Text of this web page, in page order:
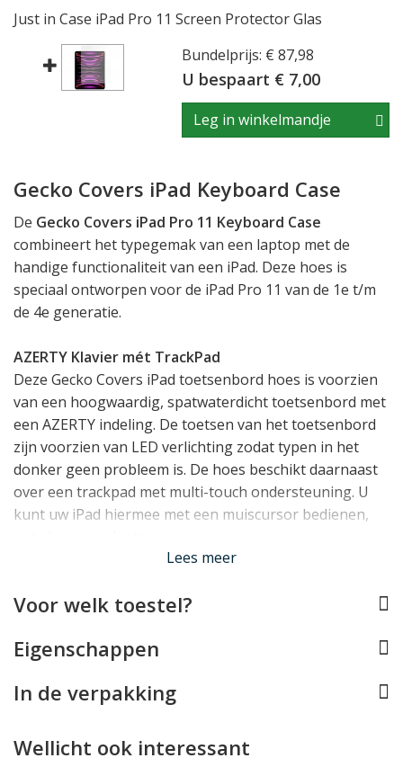
Just in Case iPad Pro 11 Screen Protector Glas
Bundelprijs: € 87,98
U bespaart € 7,00
Leg in winkelmandje
Gecko Covers iPad Keyboard Case
De Gecko Covers iPad Pro 11 Keyboard Case
combineert het typegemak van een laptop met de
handige functionaliteit van een iPad. Deze hoes is
speciaal ontworpen voor de iPad Pro 11 van de 1e t/m
de 4e generatie.
AZERTY Klavier mét TrackPad
Deze Gecko Covers iPad toetsenbord hoes is voorzien
van een hoogwaardig, spatwaterdicht toetsenbord met
een AZERTY indeling. De toetsen van het toetsenbord
zijn voorzien van LED verlichting zodat typen in het
donker geen probleem is. De hoes beschikt daarnaast
over een trackpad met multi-touch ondersteuning. U
kunt uw iPad hiermee met een muiscursor bedienen,
Het toetsenbord en trackpad verbinden via Bluetooth
Bluetooth menu te koppelen, waarna de verbinding
De accu in het toetsenbord heeft een indrukwekkende
gebruiksduur van 100 uur. De standby tijd is met 100
Lees meer
Voor welk toestel?
Eigenschappen
In de verpakking
Wellicht ook interessant